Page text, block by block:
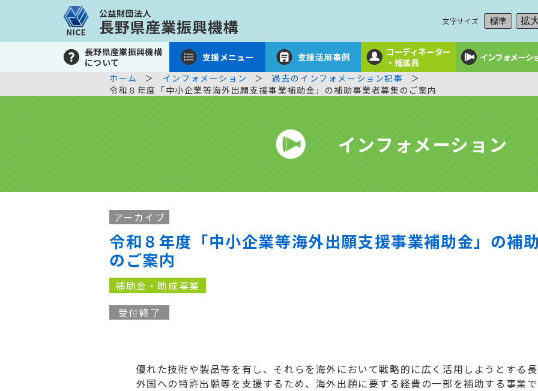
文字サイズ 標準 拡
長野県産業振興機構
について
支援メニュー 支援活用事例
コーディネーター
・推進員
インフォメーシ
ホーム インフォメーション
過去のインフォメーション記事
令和８年度「中小企業等海外出願支援事業補助金」の補助事業者募集のご案内
インフォメーション
アーカイブ
令和８年度「中小企業等海外出願支援事業補助金」の補
のご案内
補助金・助成事業
受付終了
優れた技術や製品等を有し、それらを海外において戦略的に広く活用しようとする長
外国への特許出願等を支援するため、海外出願に要する経費の一部を補助する事業で